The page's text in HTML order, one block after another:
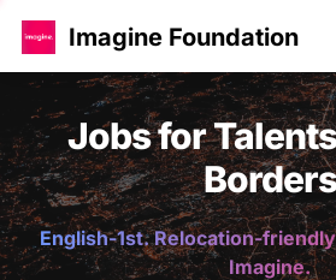
Imagine Foundation
Jobs for
Borders
English-1st. Relocation-
Imagine.